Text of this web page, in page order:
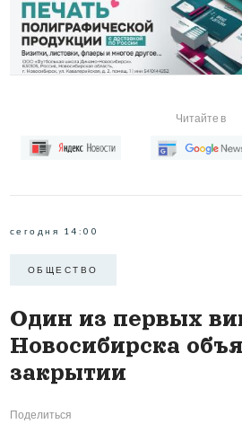
Читайте в
сегодня 14:00
ОБЩЕСТВО
Один из первых
Новосибирска
закрытии
Поделиться